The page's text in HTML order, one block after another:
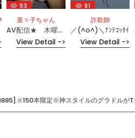
93
菜々子ちゃん
AV配信★ 木曜日は 菜々子セレクト 特集 ★
View Detail ->
81
詐欺師
／(^o^)＼ﾅﾝﾃｺｯﾀｲ
View Detail ->
※150本限定※神スタイルのグラドルがT